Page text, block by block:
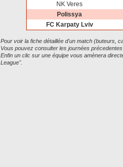
NK Veres
Polissya
FC Karpaty Lviv
Pour voir la fiche détaillée d'un match (buteurs,
Vous pouvez consulter les journées
Enfin un clic sur une équipe vous amènera
League".